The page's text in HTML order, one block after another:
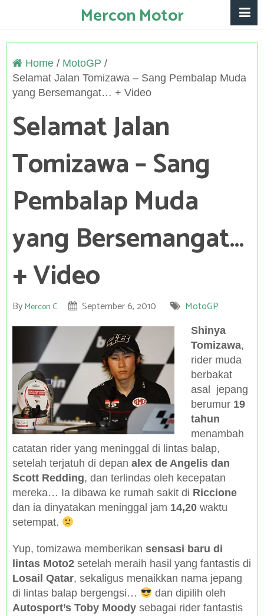
Mercon Motor
Home/ MotoGP /
Selamat Jalan Tomizawa – Sang Pembalap Muda
yang Bersemangat… + Video
Selamat Jalan
Tomizawa – Sang
Pembalap Muda
yang Bersemangat…
+ Video
ByMercon C September 6, 2010 MotoGP
Shinya
Tomizawa,
rider muda
berbakat
asal jepang
berumur 19
tahun
menambah
catatan rider yang meninggal di lintas balap,
setelah terjatuh di depan alex de Angelis dan
Scott Redding, dan terlindas oleh kecepatan
mereka… Ia dibawa ke rumah sakit di Riccione
dan ia dinyatakan meninggal jam 14,20 waktu
setempat.
Yup, tomizawa memberikan sensasi baru di
lintas Moto2setelah meraih hasil yang fantastis di
Losail Qatar, sekaligus menaikkan nama jepang
di lintas balap bergengsi…
dan dipilih oleh
Autosport’s Toby Moody sebagai rider fantastis